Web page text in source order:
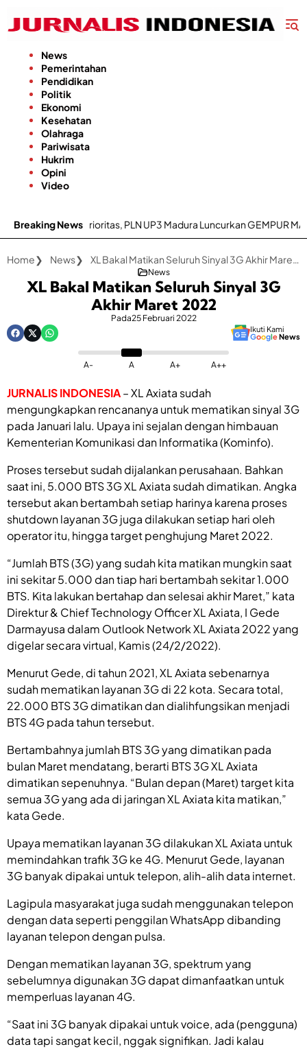
konten
News
Pemerintahan
Pendidikan
Politik
Ekonomi
Kesehatan
Olahraga
Pariwisata
Hukrim
Opini
Video
Breaking News
Listrik Jadi Prioritas, PLN UP3 Madura Luncurkan GEMPUR
Home News XL Bakal Matikan Seluruh Sinyal 3G Akhir Maret 2022
News
XL Bakal Matikan Seluruh Sinyal 3G
Akhir Maret 2022
Pada25 Februari 2022
Ikuti Kami
GoogleNews
A- A A+ A++
JURNALIS INDONESIA– XL Axiata sudah
mengungkapkan rencananya untuk mematikan sinyal 3G
pada Januari lalu. Upaya ini sejalan dengan himbauan
Kementerian Komunikasi dan Informatika (Kominfo).
Proses tersebut sudah dijalankan perusahaan. Bahkan
saat ini, 5.000 BTS 3G XL Axiata sudah dimatikan. Angka
tersebut akan bertambah setiap harinya karena proses
shutdown layanan 3G juga dilakukan setiap hari oleh
operator itu, hingga target penghujung Maret 2022.
“Jumlah BTS (3G) yang sudah kita matikan mungkin saat
ini sekitar 5.000 dan tiap hari bertambah sekitar 1.000
BTS. Kita lakukan bertahap dan selesai akhir Maret,” kata
Direktur & Chief Technology Officer XL Axiata, I Gede
Darmayusa dalam Outlook Network XL Axiata 2022 yang
digelar secara virtual, Kamis (24/2/2022).
Menurut Gede, di tahun 2021, XL Axiata sebenarnya
sudah mematikan layanan 3G di 22 kota. Secara total,
22.000 BTS 3G dimatikan dan dialihfungsikan menjadi
BTS 4G pada tahun tersebut.
Bertambahnya jumlah BTS 3G yang dimatikan pada
bulan Maret mendatang, berarti BTS 3G XL Axiata
dimatikan sepenuhnya. “Bulan depan (Maret) target kita
semua 3G yang ada di jaringan XL Axiata kita matikan,”
kata Gede.
Upaya mematikan layanan 3G dilakukan XL Axiata untuk
memindahkan trafik 3G ke 4G. Menurut Gede, layanan
3G banyak dipakai untuk telepon, alih-alih data internet.
Lagipula masyarakat juga sudah menggunakan telepon
dengan data seperti penggilan WhatsApp dibanding
layanan telepon dengan pulsa.
Dengan mematikan layanan 3G, spektrum yang
sebelumnya digunakan 3G dapat dimanfaatkan untuk
memperluas layanan 4G.
“Saat ini 3G banyak dipakai untuk voice, ada (pengguna)
data tapi sangat kecil, nggak signifikan. Jadi kalau